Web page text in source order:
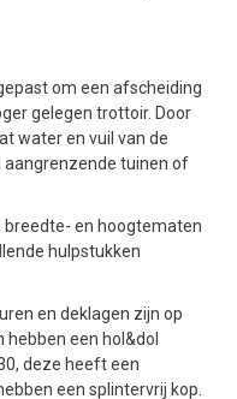
om een afscheiding
gelegen trottoir. Door
water en vuil van de
aangrenzende tuinen of
breedte- en hoogtematen
hulpstukken
en deklagen zijn op
een hol&dol
deze heeft een
een splintervrij kop.